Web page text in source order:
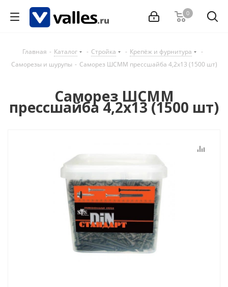
0
Главная - Каталог - Стройка - Крепёж и фурнитура
-
Саморезы и шурупы - Саморез ШСММ прессшайба 4,2x13 (1500 шт)
Саморез ШСММ
прессшайба 4,2x13 (1500 шт)